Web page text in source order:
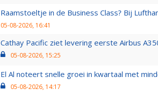
Raamstoeltje in de Business Class? Bij
05-08-2026, 16:41
Cathay Pacific ziet levering eerste Airbus
05-08-2026, 15:25
El Al noteert snelle groei in kwartaal met
05-08-2026, 14:17